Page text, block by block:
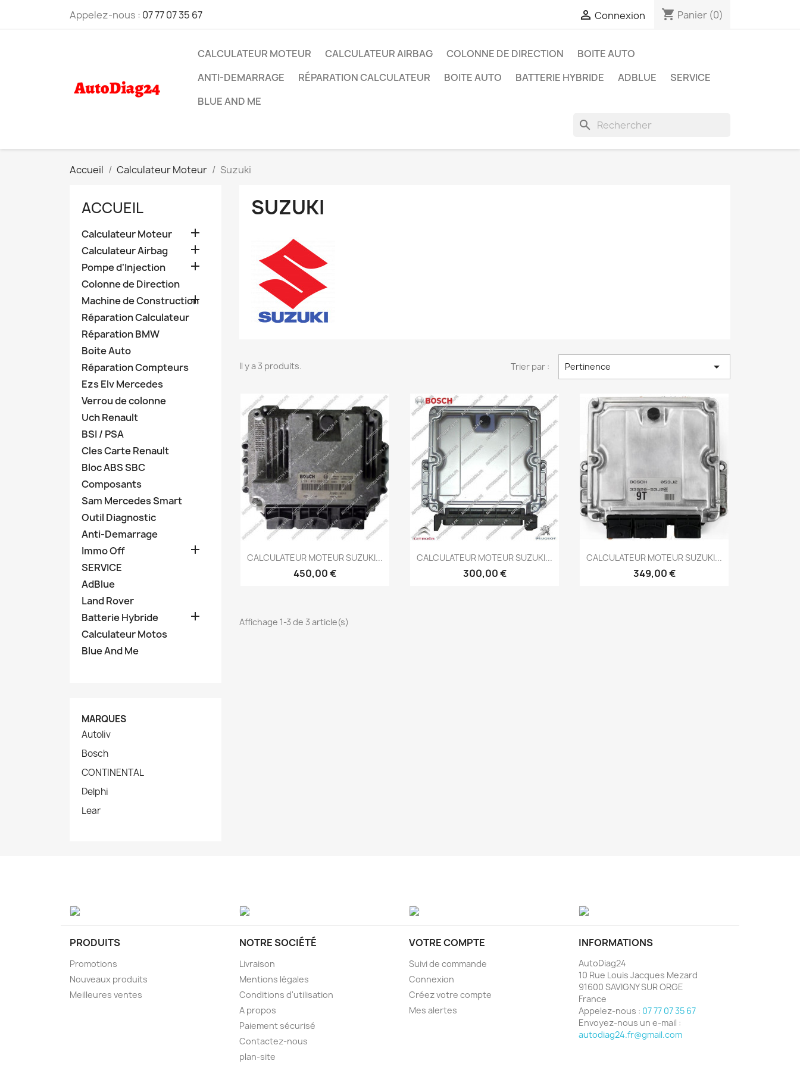
Appelez-nous : 07 77 07 35 67  Connexion shopping_cart Panier (0)
CALCULATEUR MOTEUR CALCULATEUR AIRBAG COLONNE DE DIRECTION
BOITE AUTO
ANTI-DEMARRAGE
RÉPARATION CALCULATEUR BOITE AUTO BATTERIE HYBRIDE ADBLUE
SERVICE
BLUE AND ME
search
Accueil Calculateur Moteur Suzuki
ACCUEIL
Calculateur Moteur 
Calculateur Airbag 
Pompe d'Injection 
Colonne de Direction
Machine de Construction

Réparation Calculateur
Réparation BMW
Boite Auto
Réparation Compteurs
Ezs Elv Mercedes
Verrou de colonne
Uch Renault
BSI / PSA
Cles Carte Renault
Bloc ABS SBC
Composants
Sam Mercedes Smart
Outil Diagnostic
Anti-Demarrage
Immo Off

SERVICE
AdBlue
Land Rover
Batterie Hybride

Calculateur Motos
Blue And Me
MARQUES
Autoliv
Bosch
CONTINENTAL
Delphi
Lear
SUZUKI
Il y a 3 produits. Trier par : Pertinence 
Aperçu rapide
CALCULATEUR MOTEUR SUZUKI...
450,00 €
Aperçu rapide
CALCULATEUR MOTEUR SUZUKI...
300,00 €
Aperçu rapide
CALCULATEUR MOTEUR SUZUKI...
349,00 €
Affichage 1-3 de 3 article(s)
PRODUITS
Promotions
Nouveaux produits
Meilleures ventes
NOTRE SOCIÉTÉ
Livraison
Mentions légales
Conditions d'utilisation
A propos
Paiement sécurisé
Contactez-nous
plan-site
VOTRE COMPTE
Suivi de commande
Connexion
Créez votre compte
Mes alertes
INFORMATIONS
AutoDiag24
10 Rue Louis Jacques Mezard
91600 SAVIGNY SUR ORGE
France
Appelez-nous : 07 77 07 35 67
Envoyez-nous un e-mail :
autodiag24.fr@gmail.com